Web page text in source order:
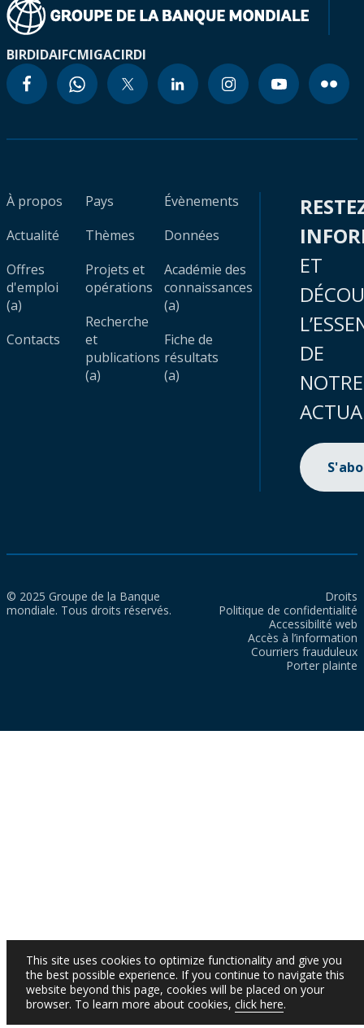
BIRDIDAIFCMIGACIRDI
À propos
Actualité
Offres
d'emploi
(a)
Contacts
Pays
Thèmes
Projets et
opérations
Recherche
et
publications
(a)
Évènements
Données
Académie des
connaissances
(a)
Fiche de
résultats
(a)
ET
DE
NOTRE
© 2025 Groupe de la Banque
mondiale. Tous droits réservés.
Droits
Politique de confidentialité
Accessibilité web
Accès à l’information
Courriers frauduleux
Porter plainte
This site uses cookies to optimize functionality and give you
the best possible experience. If you continue to navigate this
website beyond this page, cookies will be placed on your
browser. To learn more about cookies, click here.